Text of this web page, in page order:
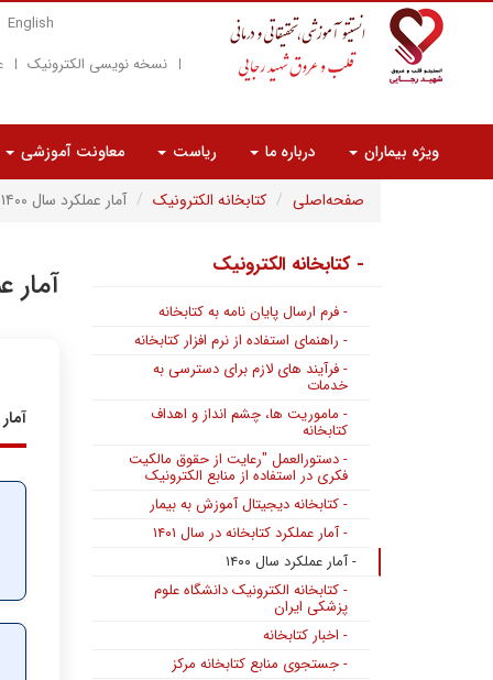
English
نسخه نویسی الکترونیک
ویژه بیماران درباره ما ریاست معاونت آموزشی
صفحه‌اصلی
کتابخانه الکترونیک آمار عملکرد سال ۱۴۰۰
آمار
- کتابخانه الکترونیک
- فرم ارسال پایان نامه به کتابخانه
- راهنمای استفاده از نرم افزار کتابخانه
- فرآیند های لازم برای دسترسی به
خدمات
- ماموریت ها، چشم انداز و اهداف
کتابخانه
- دستورالعمل "رعایت از حقوق مالکیت
فکری در استفاده از منابع الکترونیک
- کتابخانه دیجیتال آموزش به بیمار
- آمار عملکرد کتابخانه در سال ۱۴۰۱
- آمار عملکرد سال ۱۴۰۰
- کتابخانه الکترونیک دانشگاه علوم
پزشکی ایران
- اخبار کتابخانه
- جستجوی منابع کتابخانه مرکز